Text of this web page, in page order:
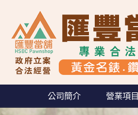
公司簡介 營業項目